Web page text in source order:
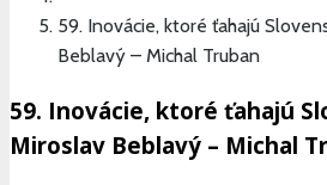
59. Inovácie, ktoré ťahajú
Beblavý – Michal Truban
59. Inovácie, ktoré ťahajú
Miroslav Beblavý – Michal